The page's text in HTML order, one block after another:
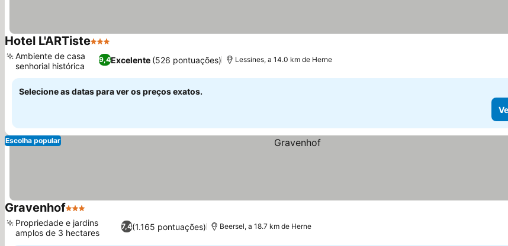
Hotel L'ARTiste3 Estrelas
9,4Excelente (526 pontuações)
Ambiente de casa
senhorial histórica
Lessines, a 14.0 km de Herne
Selecione as datas para ver os preços exatos.
Escolha popular
Gravenhof3 Estrelas
7,4(1.165 pontuações)
Propriedade e jardins
amplos de 3 hectares
Beersel, a 18.7 km de Herne